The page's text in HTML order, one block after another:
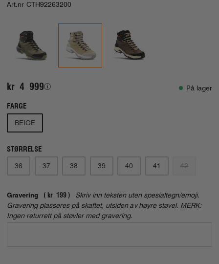
Art.nr CTH92263200
kr 4 999 På lager
FARGE
BEIGE
STØRRELSE
36 37 38 39 40 41 42
Gravering kr 199
Skriv inn teksten uten spesialtegn/emoji.
Gravering plasseres på skaftet, utsiden av høyre støvel. MERK:
Ingen returrett på støvler med gravering.